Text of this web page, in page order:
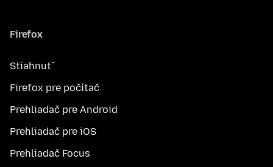
Firefox
Stiahnuť
Firefox pre počítač
Prehliadač pre Android
Prehliadač pre iOS
Prehliadač Focus